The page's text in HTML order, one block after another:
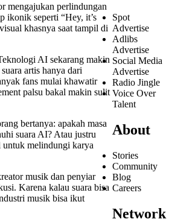
mengajukan perlindungan
ikonik seperti “Hey, it’s
khasnya saat tampil di
AI sekarang makin
artis hanya dari
fans mulai khawatir
palsu bakal makin sulit
bertanya: apakah masa
suara AI? Atau justru
untuk melindungi karya
musik dan penyiar
Karena kalau suara bisa
musik bisa ikut
Spot
Advertise
Adlibs
Advertise
Social Media
Advertise
Radio Jingle
Voice Over
Talent
About
Stories
Community
Blog
Careers
Network